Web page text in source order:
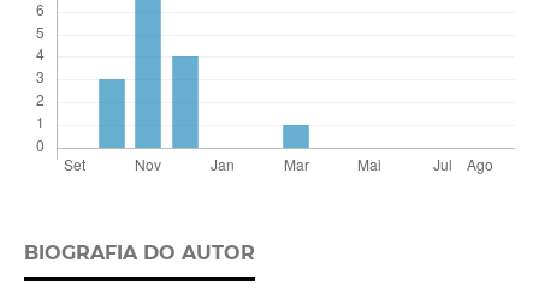
BIOGRAFIA DO AUTOR